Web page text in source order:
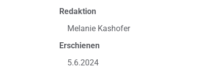
Redaktion
Melanie Kashofer
Erschienen
5.6.2024